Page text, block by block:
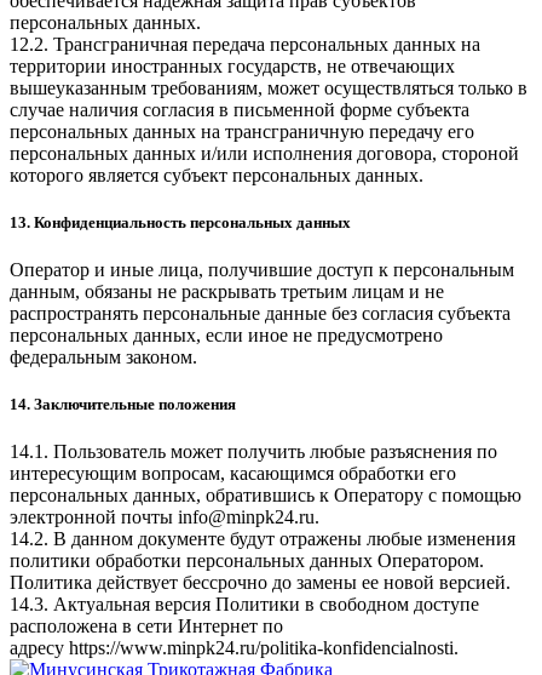
персональных данных.
12.2. Трансграничная передача персональных данных на
территории иностранных государств, не отвечающих
вышеуказанным требованиям, может осуществляться только в
случае наличия согласия в письменной форме субъекта
персональных данных на трансграничную передачу его
персональных данных и/или исполнения договора, стороной
которого является субъект персональных данных.
13. Конфиденциальность персональных данных
Оператор и иные лица, получившие доступ к персональным
данным, обязаны не раскрывать третьим лицам и не
распространять персональные данные без согласия субъекта
персональных данных, если иное не предусмотрено
федеральным законом.
14. Заключительные положения
14.1. Пользователь может получить любые разъяснения по
интересующим вопросам, касающимся обработки его
персональных данных, обратившись к Оператору с помощью
электронной почты info@minpk24.ru.
14.2. В данном документе будут отражены любые изменения
политики обработки персональных данных Оператором.
Политика действует бессрочно до замены ее новой версией.
14.3. Актуальная версия Политики в свободном доступе
расположена в сети Интернет по
адресу https://www.minpk24.ru/politika-konfidencialnosti.